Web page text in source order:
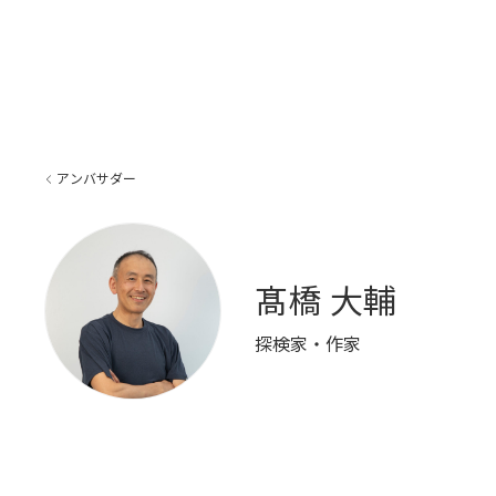
アンバサダー
髙橋 大輔
探検家・作家